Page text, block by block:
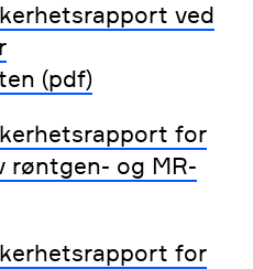
ved
(pdf)
for
røntgen- og MR-
for